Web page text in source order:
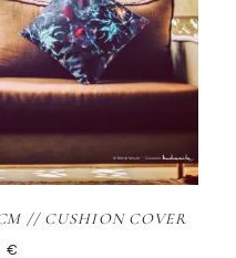
// CUSHION COVER
€